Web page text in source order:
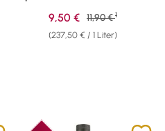
Weisshaus Sample
(237,50 € / 1 Liter)
Verkaufspreis:
9,50 € Regulärer Preis:
11,90 € 1